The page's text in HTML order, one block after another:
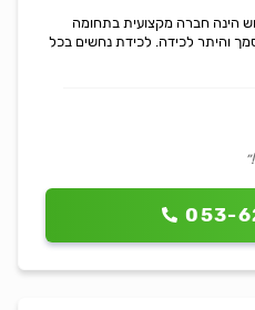
053-
הינה חברה מקצועית בתחומה
והיתר לכידה. לכידת נחשים בכל